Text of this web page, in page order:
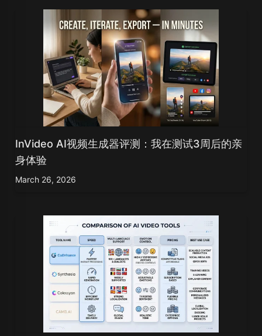
InVideo AI视频生成器评测：我在测试3周后的亲
身体验
March 26, 2026